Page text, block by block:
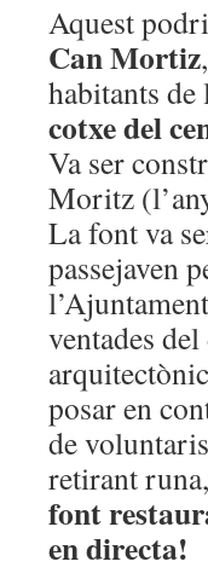
Aquest
Can Mortiz
habitants de
cotxe del
Va ser
Moritz
La font va
passejaven
ventades
posar en
de
retirant
font
en directa!